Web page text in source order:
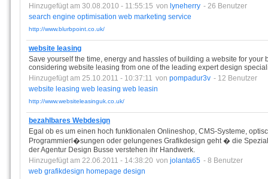
Hinzugefügt am 30.08.2010 - 11:55:15 von lyneherry - 26 Benutzer
search engine optimisation web marketing service
http://www.blurbpoint.co.uk/
website leasing
Save yourself the time, energy and hassles of building a website for your
considering website leasing from one of the leading expert design
Hinzugefügt am 25.10.2011 - 10:37:11 von pompadur3v - 12 Benutzer
website leasing web leasing web leasin
http://www.websiteleasinguk.co.uk/
bezahlbares Webdesign
Egal ob es um einen hoch funktionalen Onlineshop, CMS-Systeme,
Programmierl�sungen oder gelungenes Grafikdesign geht � die
der Agentur Design Busse verstehen ihr Handwerk.
Hinzugefügt am 22.06.2011 - 14:38:20 von jolanta65 - 8 Benutzer
web grafikdesign homepage design